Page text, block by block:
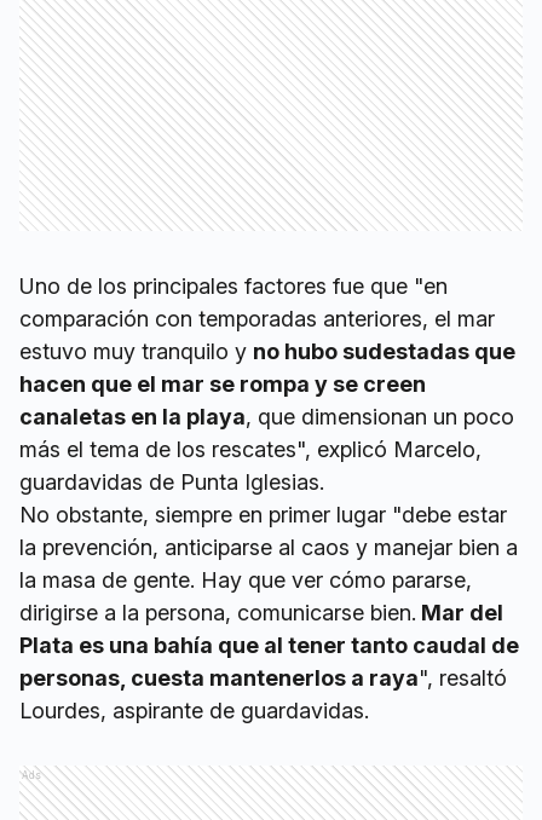
Uno de los principales factores fue que "en
comparación con temporadas anteriores, el mar
estuvo muy tranquilo y no hubo sudestadas que
hacen que el mar se rompa y se creen
canaletas en la playa, que dimensionan un poco
más el tema de los rescates", explicó Marcelo,
guardavidas de Punta Iglesias.
No obstante, siempre en primer lugar "debe estar
la prevención, anticiparse al caos y manejar bien a
la masa de gente. Hay que ver cómo pararse,
dirigirse a la persona, comunicarse bien. Mar del
Plata es una bahía que al tener tanto caudal de
personas, cuesta mantenerlos a raya", resaltó
Lourdes, aspirante de guardavidas.
Ads